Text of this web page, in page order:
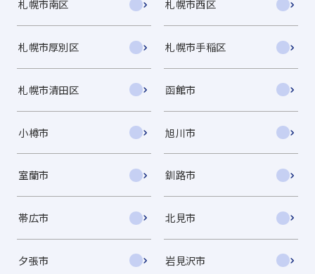
札幌市南区 札幌市西区
札幌市厚別区 札幌市手稲区
札幌市清田区 函館市
小樽市 旭川市
室蘭市 釧路市
帯広市 北見市
夕張市 岩見沢市